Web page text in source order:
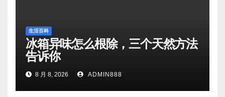
生活百科
冰箱异味怎么根除，三个天然方法
告诉你
8 月 8, 2026 ADMIN888